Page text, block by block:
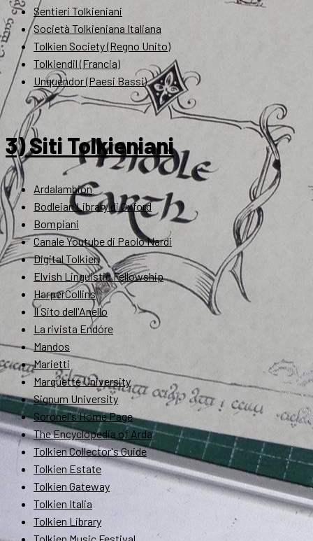
Sentieri Tolkieniani
Società Tolkieniana Italiana
Tolkien Society (Regno Unito)
Tolkiendil (Francia)
Unquendor (Paesi Bassi)
3) Siti Tolkieniani
Ardalambion
Bodleian Library di Oxford
Bompiani
Canale Youtube di Paolo Nardi
Digital Tolkien
Elvish Linguistic Fellowship
HarperCollins
Il Sito dell'Anello
La rivista Endóre
Mandos
Marietti
Marquette University
Signum University
Soronel's Home Page
The Encyclopedia of Arda
Tolkien Collector's Guide
Tolkien Estate
Tolkien Gateway
Tolkien Italia
Tolkien Library